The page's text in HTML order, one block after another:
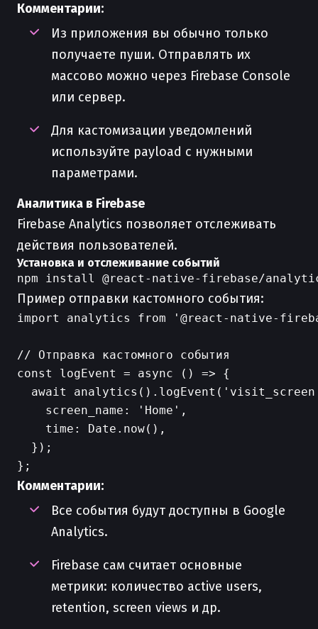
Комментарии:
Из приложения вы обычно только
получаете пуши. Отправлять их
массово можно через Firebase Console
или сервер.
Для кастомизации уведомлений
используйте payload с нужными
параметрами.
Аналитика в Firebase
Firebase Analytics позволяет отслеживать
действия пользователей.
Установка и отслеживание событий
Пример отправки кастомного события:
import analytics from '@react-native-
// Отправка кастомного события
const logEvent = async () => {
await
    screen_name: 'Home',
    time: Date.now(),
  });
Комментарии:
Все события будут доступны в Google
Analytics.
Firebase сам считает основные
метрики: количество active users,
retention, screen views и др.